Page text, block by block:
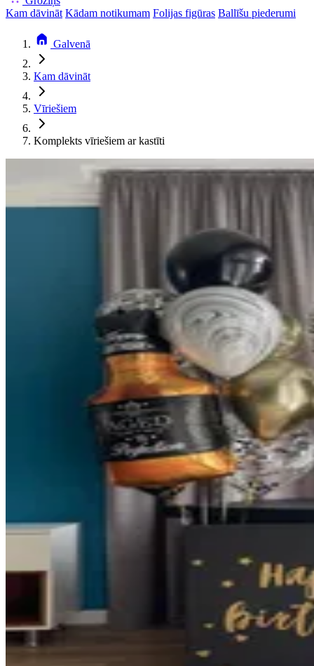
Kam dāvināt Kādam notikumam Folijas figūras Ballīšu piederumi
Galvenā
Kam dāvināt
Vīriešiem
Komplekts vīriešiem ar kastīti